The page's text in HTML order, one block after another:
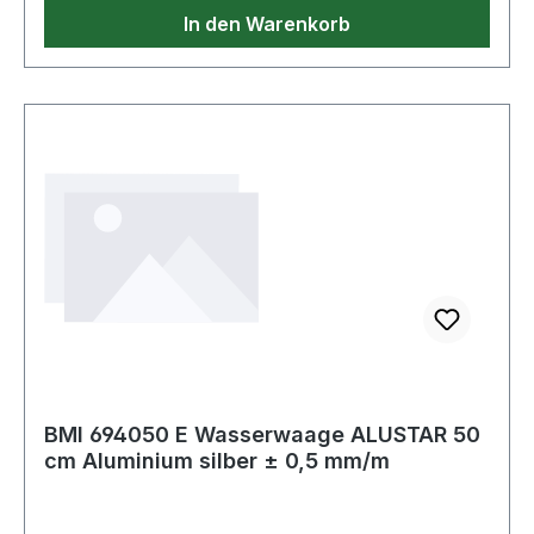
In den Warenkorb
BMI 694050 E Wasserwaage ALUSTAR 50
cm Aluminium silber ± 0,5 mm/m